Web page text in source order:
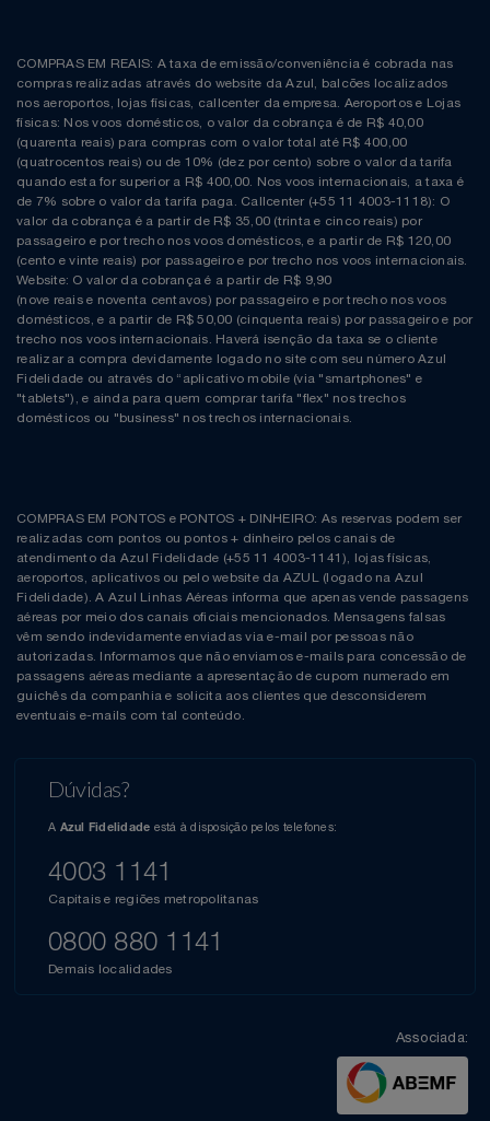
COMPRAS EM REAIS: A taxa de emissão/conveniência é cobrada nas
compras realizadas através do website da Azul, balcões localizados
nos aeroportos, lojas físicas, callcenter da empresa. Aeroportos e Lojas
físicas: Nos voos domésticos, o valor da cobrança é de R$ 40,00
(quarenta reais) para compras com o valor total até R$ 400,00
(quatrocentos reais) ou de 10% (dez por cento) sobre o valor da tarifa
quando esta for superior a R$ 400,00. Nos voos internacionais, a taxa é
de 7% sobre o valor da tarifa paga. Callcenter (+55 11 4003-1118): O
valor da cobrança é a partir de R$ 35,00 (trinta e cinco reais) por
passageiro e por trecho nos voos domésticos, e a partir de R$ 120,00
(cento e vinte reais) por passageiro e por trecho nos voos internacionais.
Website: O valor da cobrança é a partir de R$ 9,90
(nove reais e noventa centavos) por passageiro e por trecho nos voos
domésticos, e a partir de R$ 50,00 (cinquenta reais) por passageiro e por
trecho nos voos internacionais. Haverá isenção da taxa se o cliente
realizar a compra devidamente logado no site com seu número Azul
Fidelidade ou através do “aplicativo mobile (via "smartphones" e
"tablets"), e ainda para quem comprar tarifa "flex" nos trechos
domésticos ou "business" nos trechos internacionais.
COMPRAS EM PONTOS e PONTOS + DINHEIRO: As reservas podem ser
realizadas com pontos ou pontos + dinheiro pelos canais de
atendimento da Azul Fidelidade (+55 11 4003-1141), lojas físicas,
aeroportos, aplicativos ou pelo website da AZUL (logado na Azul
Fidelidade). A Azul Linhas Aéreas informa que apenas vende passagens
aéreas por meio dos canais oficiais mencionados. Mensagens falsas
vêm sendo indevidamente enviadas via e-mail por pessoas não
autorizadas. Informamos que não enviamos e-mails para concessão de
passagens aéreas mediante a apresentação de cupom numerado em
guichês da companhia e solicita aos clientes que desconsiderem
eventuais e-mails com tal conteúdo.
Dúvidas?
A Azul Fidelidade está à disposição pelos telefones:
4003 1141
Capitais e regiões metropolitanas
0800 880 1141
Demais localidades
Associada: